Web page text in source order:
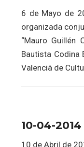
6 de Mayo de
organizada
“Mauro Guillén
Bautista
Valencià de
10-04-2014
10 de Abril de